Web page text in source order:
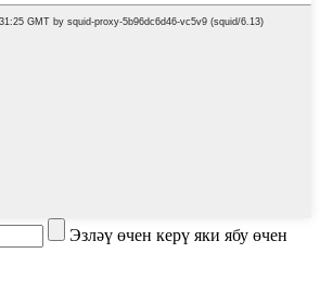
Эзләү өчен керү яки ябу өчен